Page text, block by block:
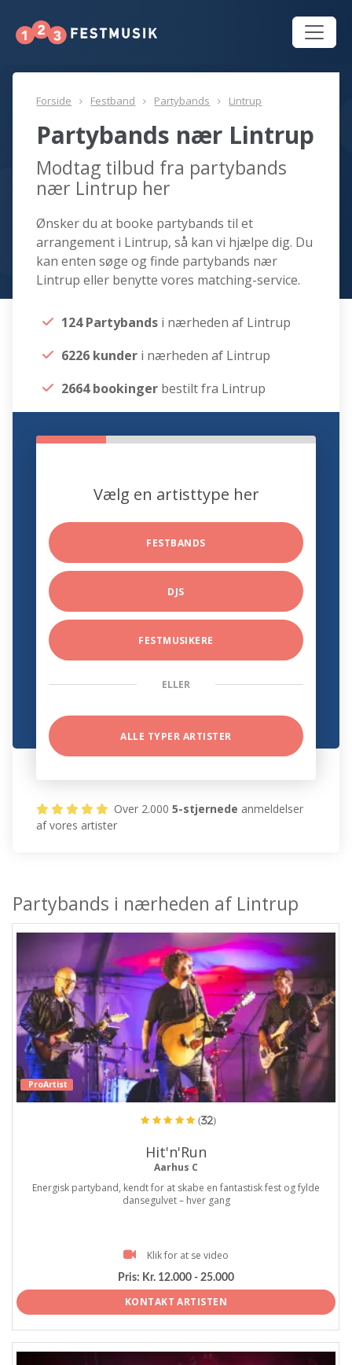
Forside Festband Partybands Lintrup
Partybands nær Lintrup
Modtag tilbud fra partybands
nær Lintrup her
Ønsker du at booke partybands til et
arrangement i Lintrup, så kan vi hjælpe dig. Du
kan enten søge og finde partybands nær
Lintrup eller benytte vores matching-service.
124 Partybands i nærheden af Lintrup
6226 kunder i nærheden af Lintrup
2664 bookinger bestilt fra Lintrup
Vælg en artisttype her
FESTBANDS
DJS
FESTMUSIKERE
ELLER
ALLE TYPER ARTISTER
Over 2.0005-stjernede anmeldelser
af vores artister
Partybands i nærheden af Lintrup
ProArtist
(32)
Hit'n'Run
Aarhus C
Energisk partyband, kendt for at skabe en fantastisk fest og fylde
dansegulvet – hver gang
Klik for at se video
Pris: Kr. 12.000 - 25.000
KONTAKT ARTISTEN